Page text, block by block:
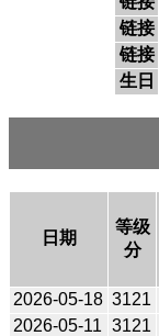
链接
链接
生日
日期
等级
分
2026-05-18 3121
2026-05-11 3121